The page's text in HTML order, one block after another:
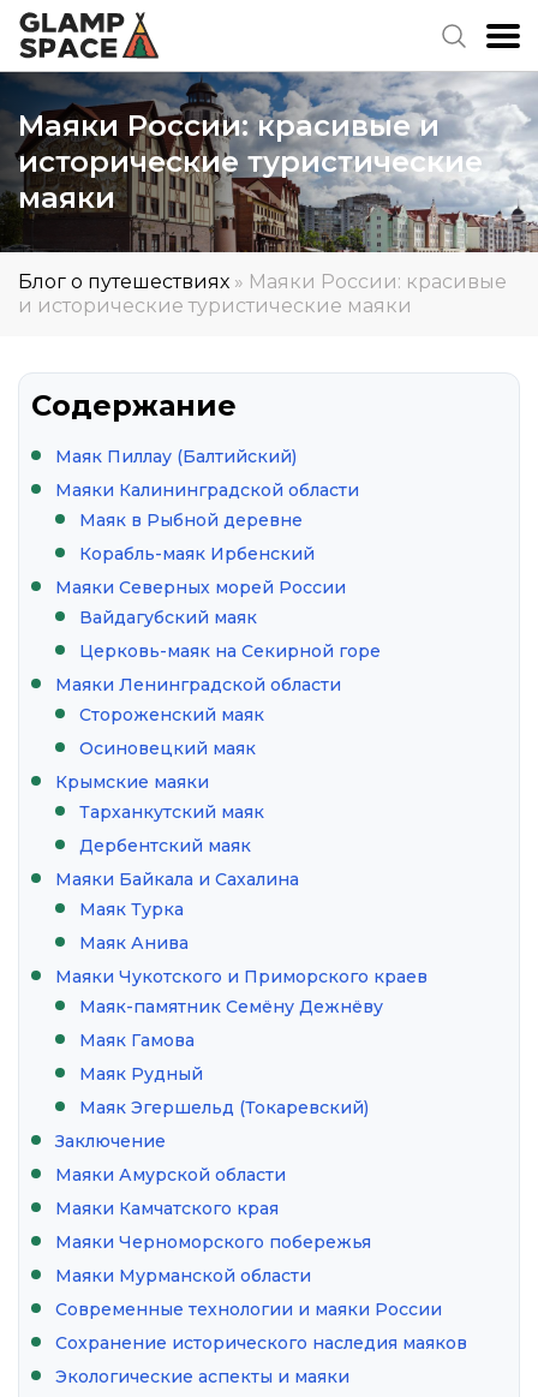
Маяки России: красивые и
исторические туристические
маяки
Блог о путешествиях » Маяки России: красивые
и исторические туристические маяки
Содержание
Маяк Пиллау (Балтийский)
Маяки Калининградской области
Маяк в Рыбной деревне
Корабль-маяк Ирбенский
Маяки Северных морей России
Вайдагубский маяк
Церковь-маяк на Секирной горе
Маяки Ленинградской области
Стороженский маяк
Осиновецкий маяк
Крымские маяки
Тарханкутский маяк
Дербентский маяк
Маяки Байкала и Сахалина
Маяк Турка
Маяк Анива
Маяки Чукотского и Приморского краев
Маяк-памятник Семёну Дежнёву
Маяк Гамова
Маяк Рудный
Маяк Эгершельд (Токаревский)
Заключение
Маяки Амурской области
Маяки Камчатского края
Маяки Черноморского побережья
Маяки Мурманской области
Современные технологии и маяки России
Сохранение исторического наследия маяков
Экологические аспекты и маяки